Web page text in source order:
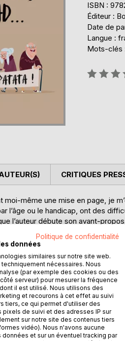
ISBN :
Éditeur :
Date de
Langue :
Mots-clés
Évaluation:
moi-même une mise en page, je
l’âge ou le handicap, ont des
l’auteur débute son avant-
est né en 1934 à Allauch
et sa famille connut les
de sa propre vieillesse, le
à l’âge, pamphlet dénonciateur
à l’histoire du coronavirus
l’auteur, volontiers
les idées les plus couramment
pas au sérieux, confirme les
CRITIQUES
Politique de confidentialité
données
similaires sur notre site web.
nécessaires. Nous
(par exemple des cookies ou des
serveur) pour mesurer la fréquence
il est utilisé. Nous utilisons des
et recourons à cet effet au suivi
tiers, ce qui permet d'utiliser des
de suivi et des adresses IP sur
sur notre site des contenus tiers
vidéo). Nous n'avons aucune
et sur un éventuel tracking par